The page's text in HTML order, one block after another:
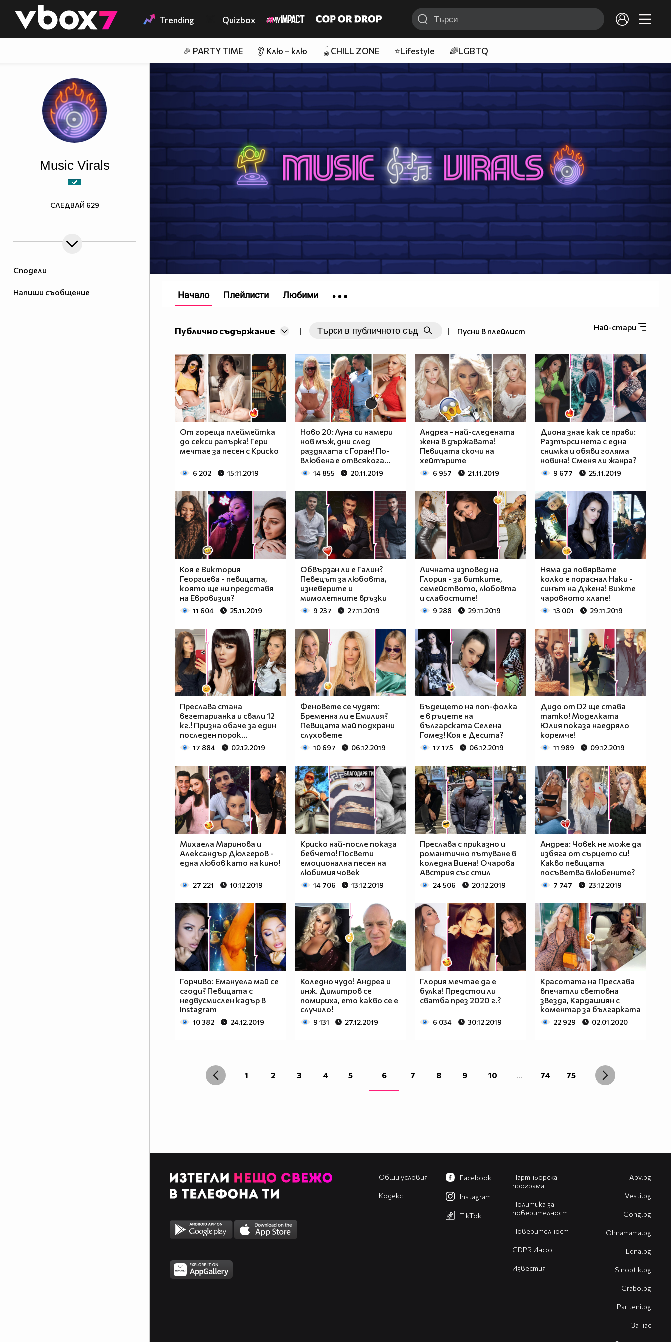
👾 Trending Quizbox
🎉 PARTY TIME 👂 Клю – клю 🪀CHILL ZONE ⭐Lifestyle 🌈LGBTQ
Сподели
Напиши съобщение
Music Virals
СЛЕДВАЙ 629
Най-стари
Публично съдържание | | Пусни в плейлист
От гореща плеймейтка
до секси рапърка! Гери
мечтае за песен с Криско
6 202 15.11.2019
Ново 20: Луна си намери
нов мъж, дни след
раздялата с Горан! По-
влюбена е отвсякога...
14 855 20.11.2019
Андреа - най-следената
жена в държавата!
Певицата скочи на
хейтърите
6 957 21.11.2019
Диона знае как се прави:
Разтърси нета с една
снимка и обяви голяма
новина! Сменя ли жанра?
9 677 25.11.2019
Коя е Виктория
Георгиева - певицата,
която ще ни представя
на Евровизия?
11 604 25.11.2019
Обвързан ли е Галин?
Певецът за любовта,
изневерите и
мимолетните връзки
9 237 27.11.2019
Личната изповед на
Глория - за битките,
семейството, любовта
и слабостите!
9 288 29.11.2019
Няма да повярвате
колко е пораснал Наки -
синът на Джена! Вижте
чаровното хлапе!
13 001 29.11.2019
Преслава стана
вегетарианка и свали 12
кг.! Призна обаче за един
последен порок...
17 884 02.12.2019
Феновете се чудят:
Бременна ли е Емилия?
Певицата май подхрани
слуховете
10 697 06.12.2019
Бъдещето на поп-фолка
е в ръцете на
българската Селена
Гомез! Коя е Десита?
17 175 06.12.2019
Дидо от D2 ще става
татко! Моделката
Юлия показа наедряло
коремче!
11 989 09.12.2019
Михаела Маринова и
Александър Дюлгеров -
една любов като на кино!
27 221 10.12.2019
Криско най-после показа
бебчето! Посвети
емоционална песен на
любимия човек
14 706 13.12.2019
Преслава с приказно и
романтично пътуване в
коледна Виена! Очарова
Австрия със стил
24 506 20.12.2019
Андреа: Човек не може да
избяга от сърцето си!
Какво певицата
посъветва влюбените?
7 747 23.12.2019
Горчиво: Емануела май се
сгоди? Певицата с
недвусмислен кадър в
Instagram
10 382 24.12.2019
Коледно чудо! Андреа и
инж. Димитров се
помириха, ето какво се е
случило!
9 131 27.12.2019
Глория мечтае да е
булка! Предстои ли
сватба през 2020 г.?
6 034 30.12.2019
Красотата на Преслава
впечатли световна
звезда, Кардашиян с
коментар за българката
22 929 02.01.2020
1 2 3 4 5 6 7 8 9 10 ... 74 75
Начало Плейлисти Любими
Общи условия
Кодекс
Партньорска
програма
Политика за
поверителност
Поверителност
GDPR Инфо
Известия
Facebook
Instagram
TikTok
Abv.bg
Vesti.bg
Gong.bg
Оhnamama.bg
Edna.bg
Sinoptik.bg
Grabo.bg
Pariteni.bg
За нас